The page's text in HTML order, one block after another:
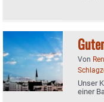
Von
Unser
einer